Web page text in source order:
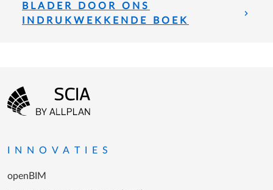
BLADER DOOR ONS
INDRUKWEKKENDE BOEK
Footer-menu
INNOVATIES
openBIM